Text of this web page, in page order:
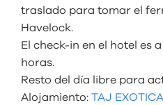
traslado para tomar el
Havelock.
El check-in en el hotel es
horas.
Resto del día libre para
Alojamiento: TAJ